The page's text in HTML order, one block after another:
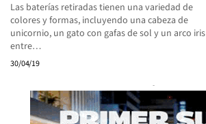
Las baterías retiradas tienen una variedad de
colores y formas, incluyendo una cabeza de
unicornio, un gato con gafas de sol y un arco iris
entre…
30/04/19